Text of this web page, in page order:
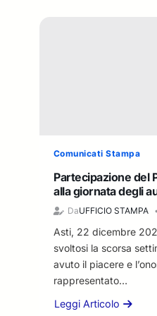
Comunicati Stampa
Partecipazione del
alla giornata degli
DaUFFICIO STAMPA
Asti, 22 dicembre
svoltosi la scorsa
avuto il piacere e
rappresentato…
Leggi Articolo
a